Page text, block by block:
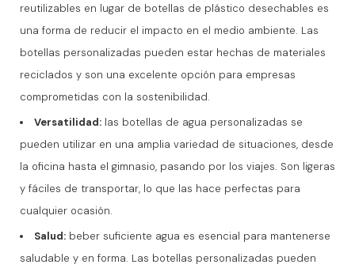
reutilizables en lugar de botellas de plástico desechables es
una forma de reducir el impacto en el medio ambiente. Las
botellas personalizadas pueden estar hechas de materiales
reciclados y son una excelente opción para empresas
comprometidas con la sostenibilidad.
Versatilidad: las botellas de agua personalizadas se
pueden utilizar en una amplia variedad de situaciones, desde
la oficina hasta el gimnasio, pasando por los viajes. Son ligeras
y fáciles de transportar, lo que las hace perfectas para
cualquier ocasión.
Salud: beber suficiente agua es esencial para mantenerse
saludable y en forma. Las botellas personalizadas pueden